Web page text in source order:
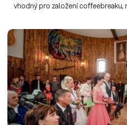
vhodný pro založení coffeebreaku,